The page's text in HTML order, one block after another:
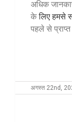
अधिक
केलिए हमसे
पहले से
अगस्त 22nd,